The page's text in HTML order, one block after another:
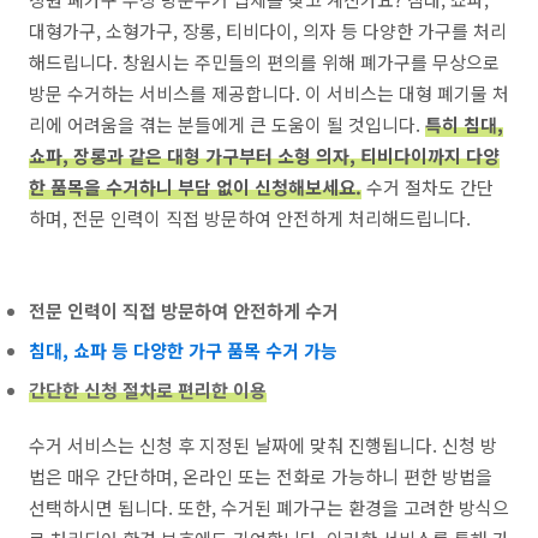
대형가구, 소형가구, 장롱, 티비다이, 의자 등 다양한 가구를 처리
해드립니다. 창원시는 주민들의 편의를 위해 폐가구를 무상으로
방문 수거하는 서비스를 제공합니다. 이 서비스는 대형 폐기물 처
리에 어려움을 겪는 분들에게 큰 도움이 될 것입니다. 특히 침대,
쇼파, 장롱과 같은 대형 가구부터 소형 의자, 티비다이까지 다양
한 품목을 수거하니 부담 없이 신청해보세요.수거 절차도 간단
하며, 전문 인력이 직접 방문하여 안전하게 처리해드립니다.
전문 인력이 직접 방문하여 안전하게 수거
침대, 쇼파 등 다양한 가구 품목 수거 가능
간단한 신청 절차로 편리한 이용
수거 서비스는 신청 후 지정된 날짜에 맞춰 진행됩니다. 신청 방
법은 매우 간단하며, 온라인 또는 전화로 가능하니 편한 방법을
선택하시면 됩니다. 또한, 수거된 폐가구는 환경을 고려한 방식으